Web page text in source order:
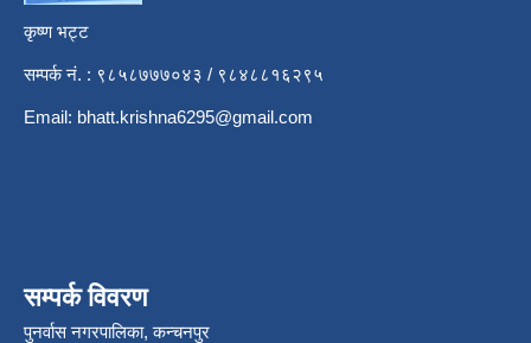
कृष्ण भट्ट
सम्पर्क नं. : ९८५८७७७०४३ / ९८४८८१६२९५
Email: bhatt.krishna6295@gmail.com
सम्पर्क विवरण
पुनर्वास नगरपालिका, कन्चनपुर